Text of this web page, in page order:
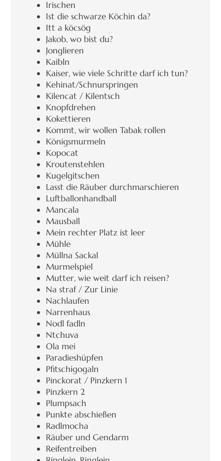
Irischen
Ist die schwarze Köchin da?
Itt a köcsög
Jakob, wo bist du?
Jonglieren
Kaibln
Kaiser, wie viele Schritte darf ich tun?
Kehinat/Schnurspringen
Kilencat / Kilentsch
Knopfdrehen
Kokettieren
Kommt, wir wollen Tabak rollen
Königsmurmeln
Kopocat
Kroutenstehlen
Kugelgitschen
Lasst die Räuber durchmarschieren
Luftballonhandball
Mancala
Mausball
Mein rechter Platz ist leer
Mühle
Müllna Sackal
Murmelspiel
Mutter, wie weit darf ich reisen?
Na straf / Zur Linie
Nachlaufen
Narrenhaus
Nodl fadln
Ntchuva
Ola mei
Paradieshüpfen
Pfitschigogaln
Pinckorat / Pinzkern 1
Pinzkern 2
Plumpsach
Punkte abschießen
Radlmocha
Räuber und Gendarm
Reifentreiben